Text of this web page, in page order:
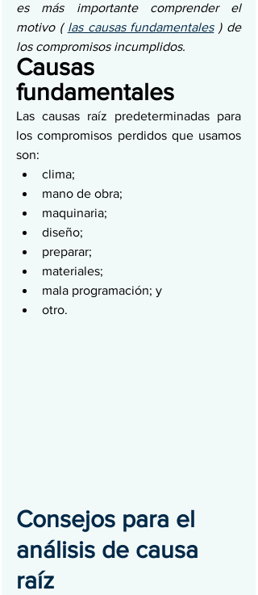
es más importante comprender el
motivo ( las causas fundamentales ) de
los compromisos incumplidos.
Causas
fundamentales
Las causas raíz predeterminadas para
los compromisos perdidos que usamos
son:
clima;
mano de obra;
maquinaria;
diseño;
preparar;
materiales;
mala programación; y
otro.
Consejos para el
análisis de causa
raíz